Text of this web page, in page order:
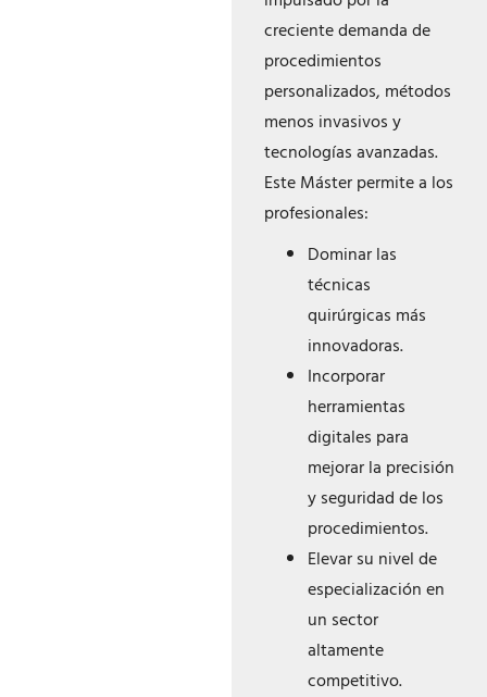
creciente demanda de
procedimientos
personalizados, métodos
menos invasivos y
tecnologías avanzadas.
Este Máster permite a los
profesionales:
Dominar las
técnicas
quirúrgicas más
innovadoras.
Incorporar
herramientas
digitales para
mejorar la precisión
y seguridad de los
procedimientos.
Elevar su nivel de
especialización en
un sector
altamente
competitivo.